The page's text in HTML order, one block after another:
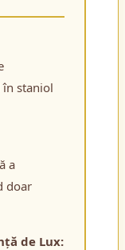
staniol
a
doar
de Lux: